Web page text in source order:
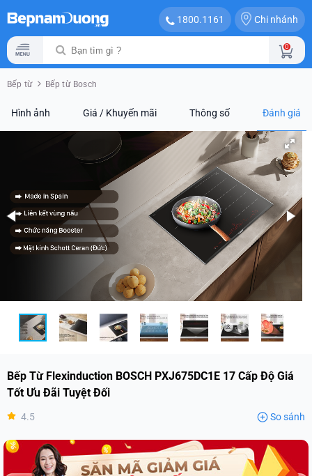
1800.1161 Chi nhánh
0
Bếp từ Bếp từ Bosch
Hình ảnh Giá / Khuyến mãi Thông số Đánh giá
Bếp Từ Flexinduction BOSCH PXJ675DC1E 17 Cấp Độ Giá
Tốt Ưu Đãi Tuyệt Đối
4.5 So sánh